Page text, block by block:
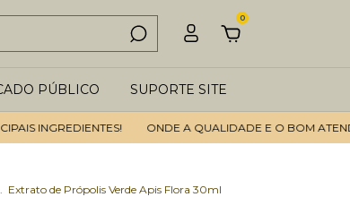
0
PÚBLICO SUPORTE SITE
INGREDIENTES! ONDE A QUALIDADE E O BOM
. Extrato de Própolis Verde Apis Flora 30ml